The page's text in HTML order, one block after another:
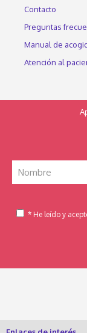
Contacto
Preguntas
Manual de
Atención al
* He leído y